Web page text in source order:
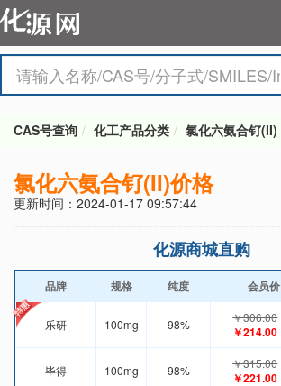
CAS号查询 化工产品分类 氯化六氨合钌(II)
氯化六氨合钌(II)价格
更新时间：2024-01-17 09:57:44
化源商城直购
品牌 规格 纯度 会员价
乐研 100mg 98% ￥306.00
￥214.00
毕得 100mg 98% ￥315.00
￥221.00